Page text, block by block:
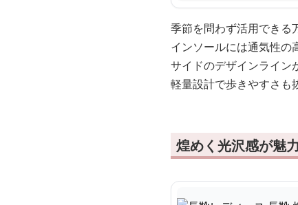
季節を問わず活用できる
インソールには通気性の
サイドのデザインライン
軽量設計で歩きやすさも
煌めく光沢感が魅